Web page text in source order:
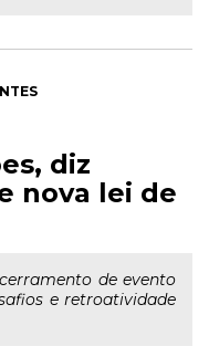
diz
nova lei de
de evento
e retroatividade